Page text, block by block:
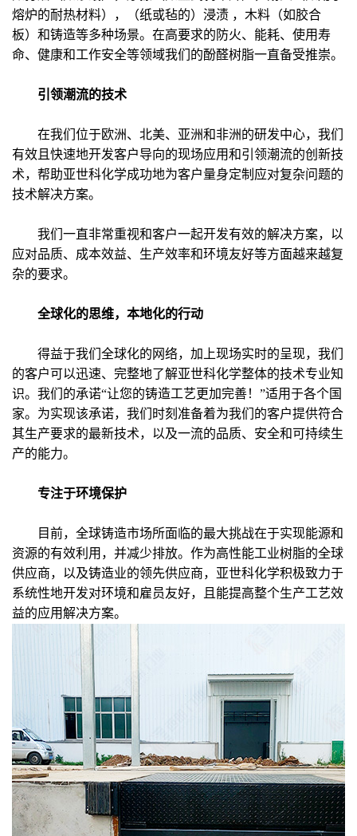
熔炉的耐热材料），（纸或毡的）浸渍 ，木料（如胶合
板）和铸造等多种场景。在高要求的防火、能耗、使用寿
命、健康和工作安全等领域我们的酚醛树脂一直备受推崇。
引领潮流的技术
在我们位于欧洲、北美、亚洲和非洲的研发中心，我们
有效且快速地开发客户导向的现场应用和引领潮流的创新技
术，帮助亚世科化学成功地为客户量身定制应对复杂问题的
技术解决方案。
我们一直非常重视和客户一起开发有效的解决方案，以
应对品质、成本效益、生产效率和环境友好等方面越来越复
杂的要求。
全球化的思维，本地化的行动
得益于我们全球化的网络，加上现场实时的呈现，我们
的客户可以迅速、完整地了解亚世科化学整体的技术专业知
识。我们的承诺“让您的铸造工艺更加完善！”适用于各个国
家。为实现该承诺，我们时刻准备着为我们的客户提供符合
其生产要求的最新技术，以及一流的品质、安全和可持续生
产的能力。
专注于环境保护
目前，全球铸造市场所面临的最大挑战在于实现能源和
资源的有效利用，并减少排放。作为高性能工业树脂的全球
供应商，以及铸造业的领先供应商，亚世科化学积极致力于
系统性地开发对环境和雇员友好，且能提高整个生产工艺效
益的应用解决方案。